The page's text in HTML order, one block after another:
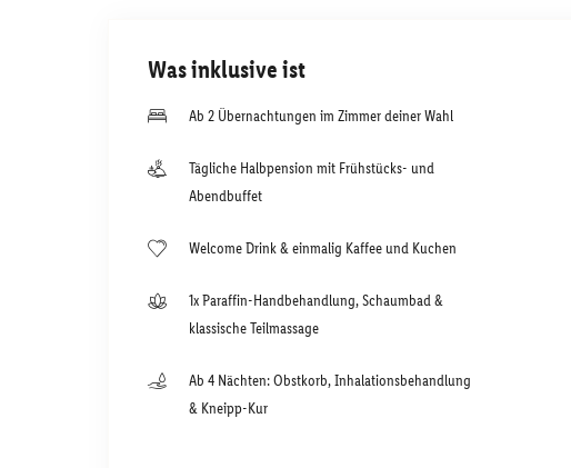
Was inklusive ist
Ab 2 Übernachtungen im Zimmer deiner Wahl
Tägliche Halbpension mit Frühstücks- und
Abendbuffet
Welcome Drink & einmalig Kaffee und Kuchen
1x Paraffin-Handbehandlung, Schaumbad &
klassische Teilmassage
Ab 4 Nächten: Obstkorb, Inhalationsbehandlung
& Kneipp-Kur